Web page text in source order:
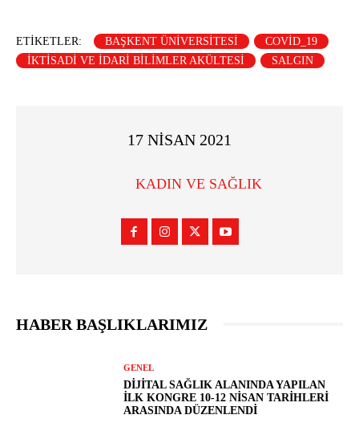
ETIKETLER: BAŞKENT ÜNIVERSITESI
COVID_19
IKTISADI VE IDARI BILIMLER AKÜLTESI
SALGIN
17 NISAN 2021
KADIN VE SAĞLIK
HABER BAŞLIKLARIMIZ
GENEL
DIJITAL SAĞLIK ALANINDA YAPILAN
İLK KONGRE 10-12 NISAN TARIHLERI
ARASINDA DÜZENLENDI